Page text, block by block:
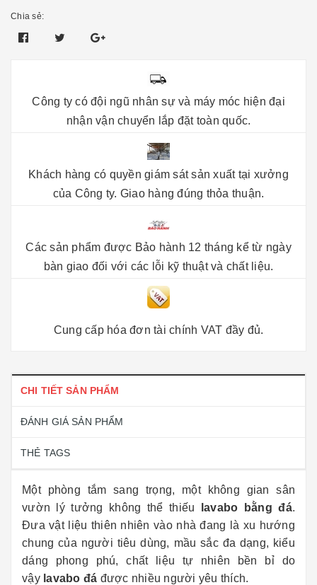
Chia sẻ:
Công ty có đội ngũ nhân sự và máy móc hiện đại
nhận vận chuyển lắp đặt toàn quốc.
Khách hàng có quyền giám sát sản xuất tại xưởng
của Công ty. Giao hàng đúng thỏa thuận.
Các sản phẩm được Bảo hành 12 tháng kể từ ngày
bàn giao đối với các lỗi kỹ thuật và chất liệu.
Cung cấp hóa đơn tài chính VAT đầy đủ.
CHI TIẾT SẢN PHẨM
ĐÁNH GIÁ SẢN PHẨM
THẺ TAGS
Một phòng tắm sang trọng, một không gian sân
vườn lý tưởng không thể thiếu
lavabo bằng đá.
Đưa vật liệu thiên nhiên vào nhà đang là xu hướng
chung của người tiêu dùng, mầu sắc đa dạng, kiểu
dáng phong phú, chất liệu tự nhiên bền bỉ do
vậy lavabo đá được nhiều người yêu thích.